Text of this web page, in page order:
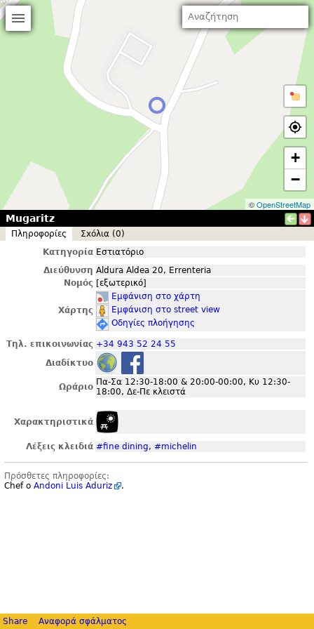
+
−
©OpenStreetMap
Mugaritz
Πληροφορίες
Σxόλια (0)
Κατηγορία Εστιατόριο
Διεύθυνση Aldura Aldea 20, Errenteria
Νομός [εξωτερικό]
Χάρτης
Εμφάνιση στο χάρτη
Εμφάνιση στο street view
Οδηγίες πλοήγησης
Τηλ. επικοινωνίας +34 943 52 24 55
Διαδίκτυο
Ωράριο Πα-Σα 12:30-18:00 & 20:00-00:00, Κυ 12:30-
18:00, Δε-Πε κλειστά
Χαρακτηριστικά
Λέξεις κλειδιά #fine dining, #michelin
Πρόσθετες πληροφορίες:
Chef ο Andoni Luis Aduriz .
Share Αναφορά σφάλματος